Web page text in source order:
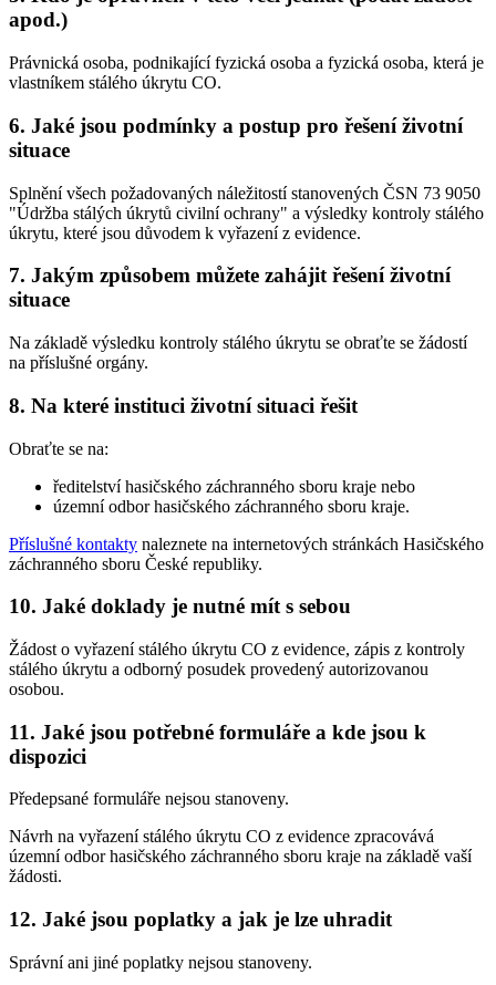
apod.)
Právnická osoba, podnikající fyzická osoba a fyzická osoba, která je
vlastníkem stálého úkrytu CO.
6. Jaké jsou podmínky a postup pro řešení životní
situace
Splnění všech požadovaných náležitostí stanovených ČSN 73 9050
"Údržba stálých úkrytů civilní ochrany" a výsledky kontroly stálého
úkrytu, které jsou důvodem k vyřazení z evidence.
7. Jakým způsobem můžete zahájit řešení životní
situace
Na základě výsledku kontroly stálého úkrytu se obraťte se žádostí
na příslušné orgány.
8. Na které instituci životní situaci řešit
Obraťte se na:
ředitelství hasičského záchranného sboru kraje nebo
územní odbor hasičského záchranného sboru kraje.
Příslušné kontakty naleznete na internetových stránkách Hasičského
záchranného sboru České republiky.
10. Jaké doklady je nutné mít s sebou
Žádost o vyřazení stálého úkrytu CO z evidence, zápis z kontroly
stálého úkrytu a odborný posudek provedený autorizovanou
osobou.
11. Jaké jsou potřebné formuláře a kde jsou k
dispozici
Předepsané formuláře nejsou stanoveny.
Návrh na vyřazení stálého úkrytu CO z evidence zpracovává
územní odbor hasičského záchranného sboru kraje na základě vaší
žádosti.
12. Jaké jsou poplatky a jak je lze uhradit
Správní ani jiné poplatky nejsou stanoveny.